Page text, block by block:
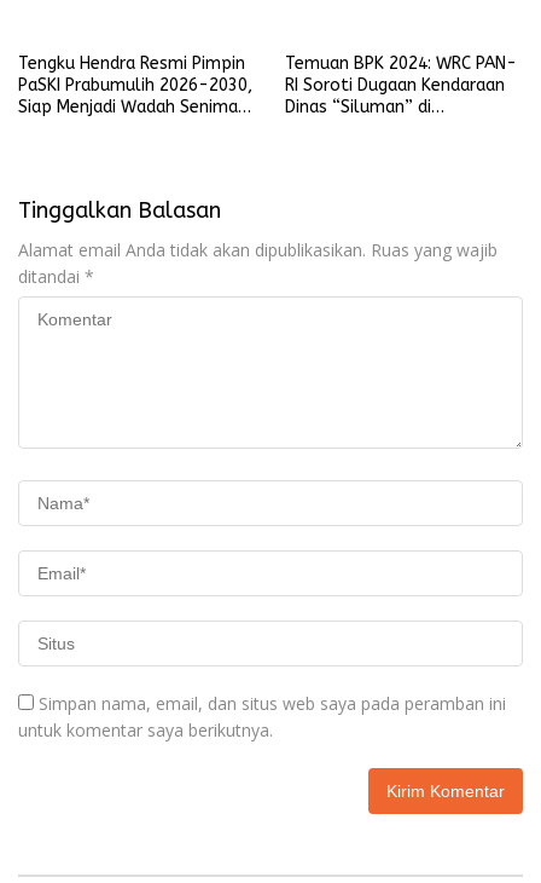
Tengku Hendra Resmi Pimpin
PaSKI Prabumulih 2026-2030,
Siap Menjadi Wadah Seniman
Temuan BPK 2024: WRC PAN-
RI Soroti Dugaan Kendaraan
Dinas “Siluman” di
Tinggalkan Balasan
Alamat email Anda tidak akan dipublikasikan. Ruas yang wajib
ditandai *
Simpan nama, email, dan situs web saya pada peramban ini
untuk komentar saya berikutnya.